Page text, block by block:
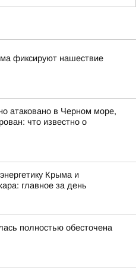
фиксируют нашествие
атаковано в Черном море,
что известно о
Крыма и
главное за день
полностью обесточена